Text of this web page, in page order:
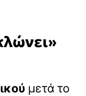
μετά το